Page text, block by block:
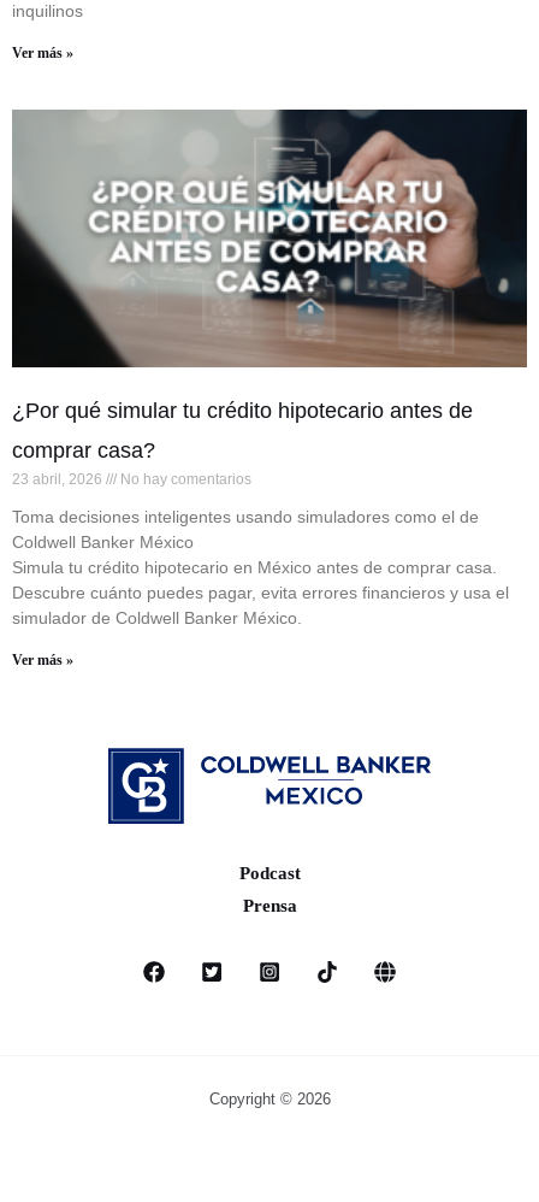
inquilinos
Ver más »
¿Por qué simular tu crédito hipotecario antes de
comprar casa?
23 abril, 2026 No hay comentarios
Toma decisiones inteligentes usando simuladores como el de
Coldwell Banker México
Simula tu crédito hipotecario en México antes de comprar casa.
Descubre cuánto puedes pagar, evita errores financieros y usa el
simulador de Coldwell Banker México.
Ver más »
Podcast
Prensa
Copyright © 2026